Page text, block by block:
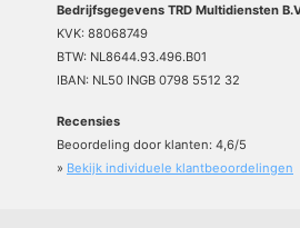
Bedrijfsgegevens TRD Multidiensten
KVK: 88068749
BTW: NL8644.93.496.B01
IBAN: NL50 INGB 0798 5512 32
Recensies
Beoordeling door klanten: 4,6/5
» Bekijk individuele klantbeoordelingen